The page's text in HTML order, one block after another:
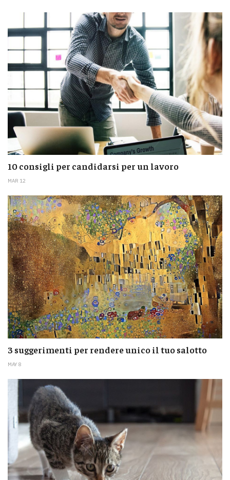
10 consigli per candidarsi per un lavoro
MAR 12
3 suggerimenti per rendere unico il tuo salotto
MAY 8